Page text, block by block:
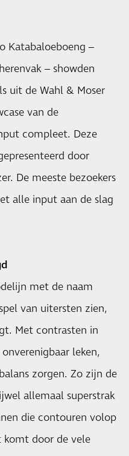
Katabaloeboeng –
– showden
uit de Wahl & Moser
van de
compleet. Deze
door
De meeste bezoekers
alle input aan de slag
met de naam
van uitersten zien,
Met contrasten in
leken,
zorgen. Zo zijn de
allemaal superstrak
die contouren volop
komt door de vele